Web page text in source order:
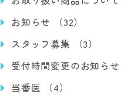
お知らせ （32）
スタッフ募集 （3）
受付時間変更のお知らせ
当番医 （4）